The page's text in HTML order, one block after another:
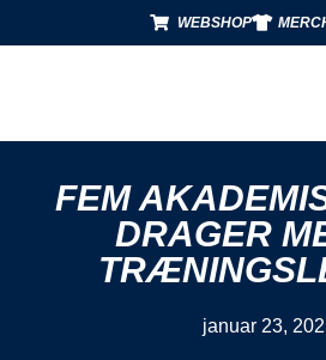
WEBSHOP
FEM
DRAGER
januar 23,